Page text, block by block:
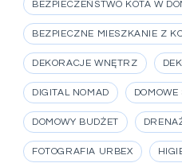
BEZPIECZEŃSTWO KOTA W
BEZPIECZNE MIESZKANIE Z
DEKORACJE WNĘTRZ
DIGITAL NOMAD
DOMOWY BUDŻET
FOTOGRAFIA URBEX